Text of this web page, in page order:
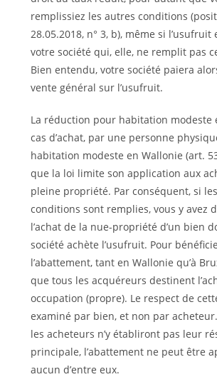
remplissiez les autres conditions
28.05.2018, n° 3, b), même si
votre société qui, elle, ne remplit pas
Bien entendu, votre société paiera
vente général sur l’usufruit.
La réduction pour habitation modeste
cas d’achat, par une personne
habitation modeste en Wallonie (art.
que la loi limite son application aux
pleine propriété. Par conséquent, si
conditions sont remplies, vous y avez
l’achat de la nue-propriété d’un bien
société achète l’usufruit. Pour
l’abattement, tant en Wallonie qu’à
que tous les acquéreurs destinent
occupation (propre). Le respect de
examiné par bien, et non par
les acheteurs n’y établiront pas leur
principale, l’abattement ne peut être
aucun d’entre eux.